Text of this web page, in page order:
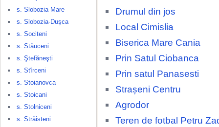
s. Slobozia Mare
s. Slobozia-Duşca
s. Sociteni
s. Stăuceni
s. Ştefăneşti
s. Stîrceni
s. Stoianovca
s. Stoicani
s. Stolniceni
s. Străisteni
Drumul din jos
Local Cimislia
Biserica Mare Cania
Prin Satul Ciobanca
Prin satul Panasesti
Strașeni Centru
Agrodor
Teren de fotbal Petru